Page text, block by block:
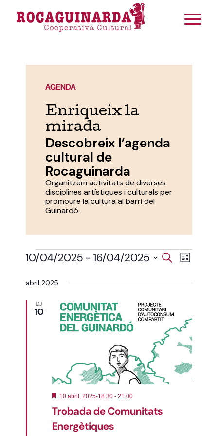
AGENDA
Enriqueix la
mirada
Descobreix l’agenda
cultural de
Rocaguinarda
Organitzem activitats de diverses
disciplines artístiques i culturals per
promoure la cultura al barri del
Guinardó.
Esdeveniments
visual
i
cerca
Cerca Llista
10/04/2025 - 16/04/2025
data.
abril 2025
DJ
10
Trobada de Comunitats
Energètiques
Destacats
10 abril, 2025-18:30 -21:00